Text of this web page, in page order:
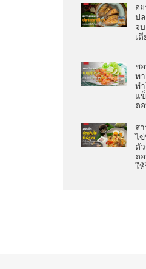
อ
ป
จ
เ
ช
ท
ท
แ
ต
ส
ไ
ตั
ต
ใ